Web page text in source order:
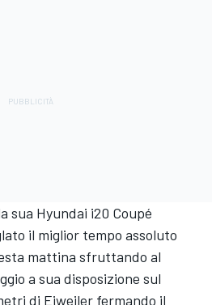
sua Hyundai i20 Coupé
il miglior tempo assoluto
mattina sfruttando al
a sua disposizione sul
di Eiweiler fermando il